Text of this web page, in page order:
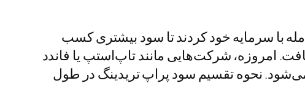
با سرمایه خود کردند تا سود بیشتری کسب
امروزه، شرکت‌هایی مانند تاپ‌استپ یا فاندد
نحوه تقسیم سود پراپ تریدینگ در طول